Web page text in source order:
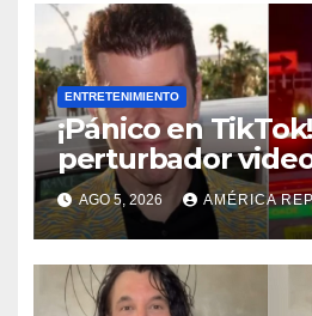
ENTRETENIMIENTO
¡Pánico en
perturbador
famoso
Hilton que obligó
pedir ayuda
AGO 5, 2026 AMÉRICA